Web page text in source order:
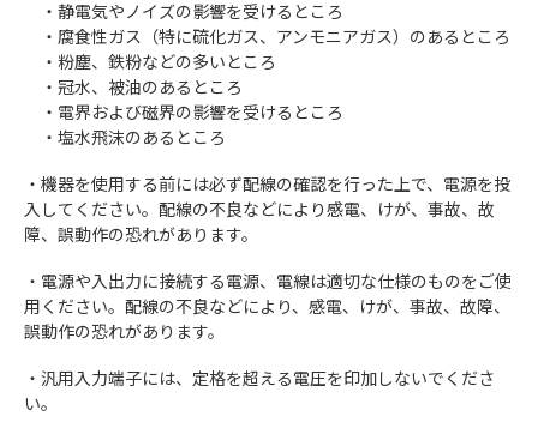
・静電気やノイズの影響を受けるところ
・腐食性ガス（特に硫化ガス、アンモニアガス）のあるところ
・粉塵、鉄粉などの多いところ
・冠水、被油のあるところ
・電界および磁界の影響を受けるところ
・塩水飛沫のあるところ
・機器を使用する前には必ず配線の確認を行った上で、電源を投
入してください。配線の不良などにより感電、けが、事故、故
障、誤動作の恐れがあります。
・電源や入出力に接続する電源、電線は適切な仕様のものをご使
用ください。配線の不良などにより、感電、けが、事故、故障、
誤動作の恐れがあります。
・汎用入力端子には、定格を超える電圧を印加しないでくださ
い。